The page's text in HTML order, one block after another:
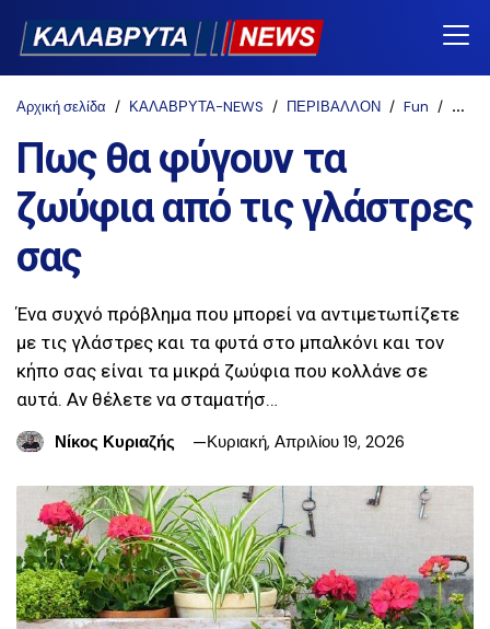
Αρχική σελίδα ΚΑΛΑΒΡΥΤΑ-NEWS ΠΕΡΙΒΑΛΛΟΝ Fun Πως
Πως θα φύγουν τα
ζωύφια από τις γλάστρες
σας
Ένα συχνό πρόβλημα που μπορεί να αντιμετωπίζετε
με τις γλάστρες και τα φυτά στο μπαλκόνι και τον
κήπο σας είναι τα μικρά ζωύφια που κολλάνε σε
αυτά. Αν θέλετε να σταματήσ…
Νίκος Κυριαζής
Κυριακή, Απριλίου 19, 2026